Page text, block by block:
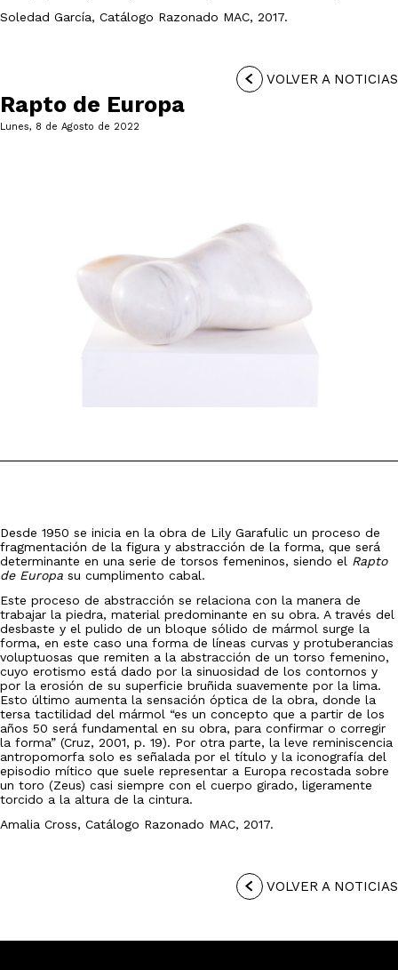
Soledad García, Catálogo Razonado MAC, 2017.
VOLVER A NOTICIAS
Rapto de Europa
Lunes, 8 de Agosto de 2022
Desde 1950 se inicia en la obra de Lily Garafulic un proceso de
fragmentación de la figura y abstracción de la forma, que será
determinante en una serie de torsos femeninos, siendo el Rapto
de Europa su cumplimento cabal.
Este proceso de abstracción se relaciona con la manera de
trabajar la piedra, material predominante en su obra. A través del
desbaste y el pulido de un bloque sólido de mármol surge la
forma, en este caso una forma de líneas curvas y protuberancias
voluptuosas que remiten a la abstracción de un torso femenino,
cuyo erotismo está dado por la sinuosidad de los contornos y
por la erosión de su superficie bruñida suavemente por la lima.
Esto último aumenta la sensación óptica de la obra, donde la
tersa tactilidad del mármol “es un concepto que a partir de los
años 50 será fundamental en su obra, para confirmar o corregir
la forma” (Cruz, 2001, p. 19). Por otra parte, la leve reminiscencia
antropomorfa solo es señalada por el título y la iconografía del
episodio mítico que suele representar a Europa recostada sobre
un toro (Zeus) casi siempre con el cuerpo girado, ligeramente
torcido a la altura de la cintura.
Amalia Cross, Catálogo Razonado MAC, 2017.
VOLVER A NOTICIAS